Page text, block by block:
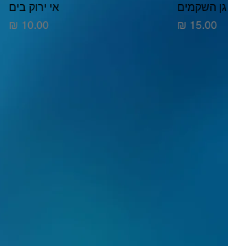
גן השקמים
מחיר
תצוגה מהירהאי ירוק בים
מחיר